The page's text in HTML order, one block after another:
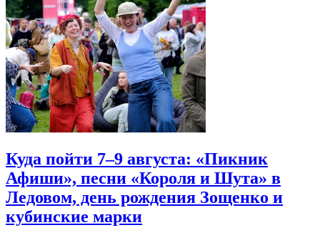
Куда пойти 7–9 августа: «Пикник
Афиши», песни «Короля и Шута» в
Ледовом, день рождения Зощенко и
кубинские марки